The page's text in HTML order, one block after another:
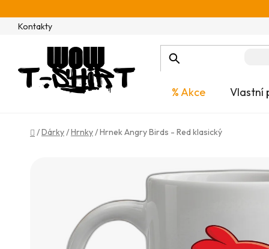
na
obsahKontakty
% Akce Vlastní
Domů
/Dárky/Hrnky/Hrnek Angry Birds - Red klasický